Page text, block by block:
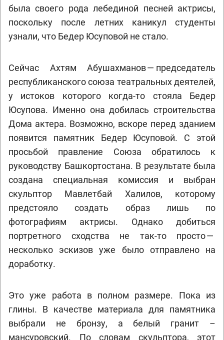
была своего рода лебединой песней актрисы,
поскольку после летних каникул студенты
узнали, что Бедер Юсуповой не стало.
Сейчас Ахтям Абушахманов — председатель
республиканского союза театральных деятелей,
у истоков которого когда-то стояла Бедер
Юсупова. Именно она добилась строительства
Дома актера. Возможно, вскоре перед зданием
появится памятник Бедер Юсуповой. С этой
просьбой правление Союза обратилось к
руководству Башкортостана. В результате была
создана специальная комиссия и выбран
скульптор Мавлетбай Халилов, которому
предстояло создать образ лишь по
фотографиям актрисы. Однако добиться
портретного сходства не так-то просто —
несколько эскизов уже было отправлено на
доработку.
Это уже работа в полном размере. Пока из
глины. В качестве материала для памятника
выбрали не бронзу, а белый гранит –
мансуровский. По словам скульптора, этот